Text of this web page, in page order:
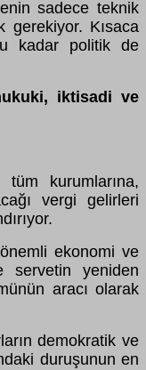
sadece teknik
gerekiyor. Kısaca
kadar politik de
iktisadi ve
kurumlarına,
vergi gelirleri
ekonomi ve
servetin yeniden
aracı olarak
demokratik ve
duruşunun en